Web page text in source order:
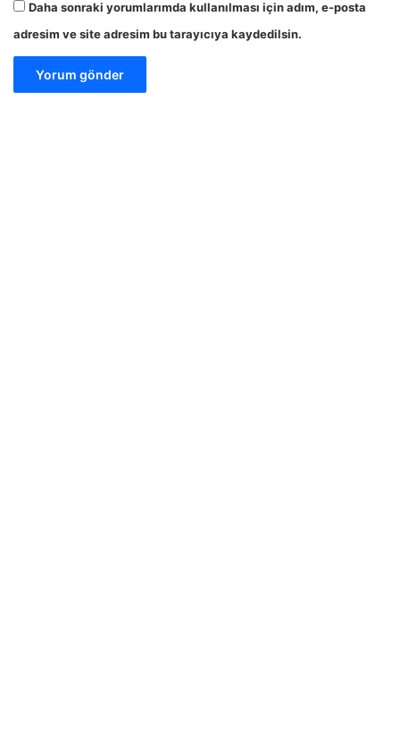
Daha sonraki yorumlarımda kullanılması için adım, e-posta
adresim ve site adresim bu tarayıcıya kaydedilsin.